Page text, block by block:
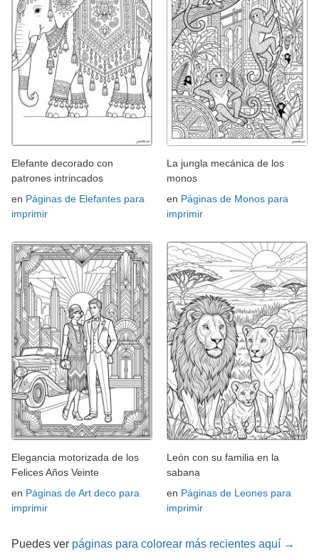
Elefante decorado con
patrones intrincados
en Páginas de Elefantes para
imprimir
La jungla mecánica de los
monos
en Páginas de Monos para
imprimir
Elegancia motorizada de los
Felices Años Veinte
en Páginas de Art deco para
imprimir
León con su familia en la
sabana
en Páginas de Leones para
imprimir
Puedes ver páginas para colorear más recientes aquí →